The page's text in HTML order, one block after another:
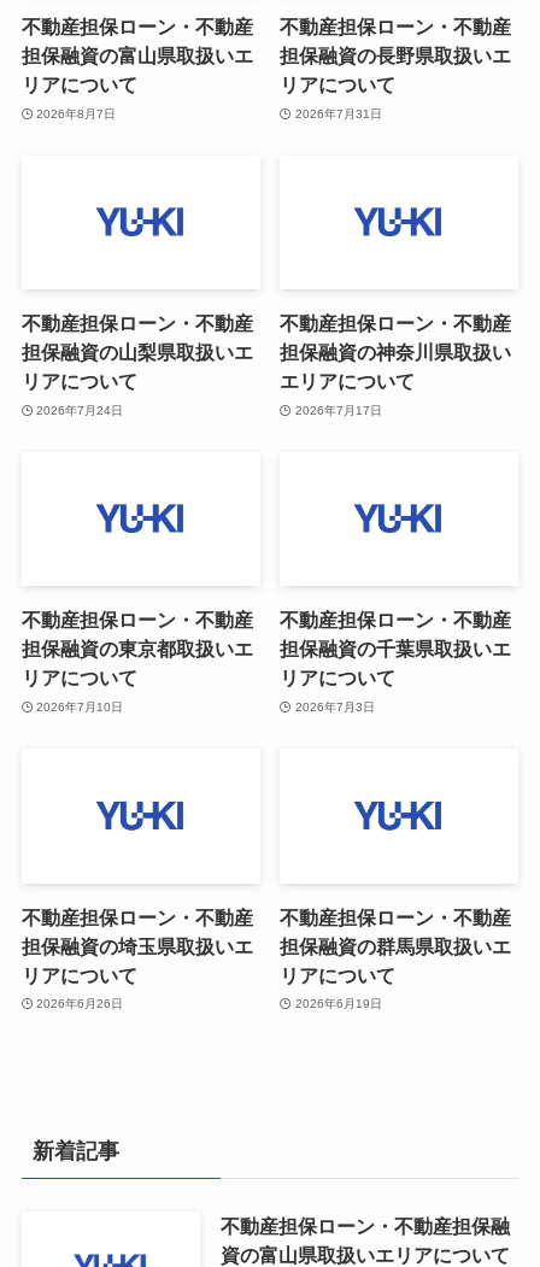
不動産担保ローン・不動産
担保融資の富山県取扱いエ
リアについて
2026年8月7日
不動産担保ローン・不動産
担保融資の長野県取扱いエ
リアについて
2026年7月31日
不動産担保ローン・不動産
担保融資の山梨県取扱いエ
リアについて
2026年7月24日
不動産担保ローン・不動産
担保融資の神奈川県取扱い
エリアについて
2026年7月17日
不動産担保ローン・不動産
担保融資の東京都取扱いエ
リアについて
2026年7月10日
不動産担保ローン・不動産
担保融資の千葉県取扱いエ
リアについて
2026年7月3日
不動産担保ローン・不動産
担保融資の埼玉県取扱いエ
リアについて
2026年6月26日
不動産担保ローン・不動産
担保融資の群馬県取扱いエ
リアについて
2026年6月19日
新着記事
不動産担保ローン・不動産担保融
資の富山県取扱いエリアについて